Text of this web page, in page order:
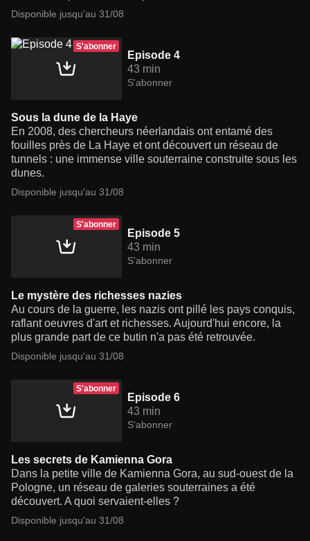
Disponible jusqu'au 31/08
S'abonner
Episode 4
43 min
S'abonner
Sous la dune de la Haye
En 2008, des chercheurs néerlandais ont entamé des
fouilles près de La Haye et ont découvert un réseau de
tunnels : une immense ville souterraine construite sous les
dunes.
Disponible jusqu'au 31/08
S'abonner
Episode 5
43 min
S'abonner
Le mystère des richesses nazies
Au cours de la guerre, les nazis ont pillé les pays conquis,
raflant oeuvres d'art et richesses. Aujourd'hui encore, la
plus grande part de ce butin n'a pas été retrouvée.
Disponible jusqu'au 31/08
S'abonner
Episode 6
43 min
S'abonner
Les secrets de Kamienna Gora
Dans la petite ville de Kamienna Gora, au sud-ouest de la
Pologne, un réseau de galeries souterraines a été
découvert. A quoi servaient-elles ?
Disponible jusqu'au 31/08